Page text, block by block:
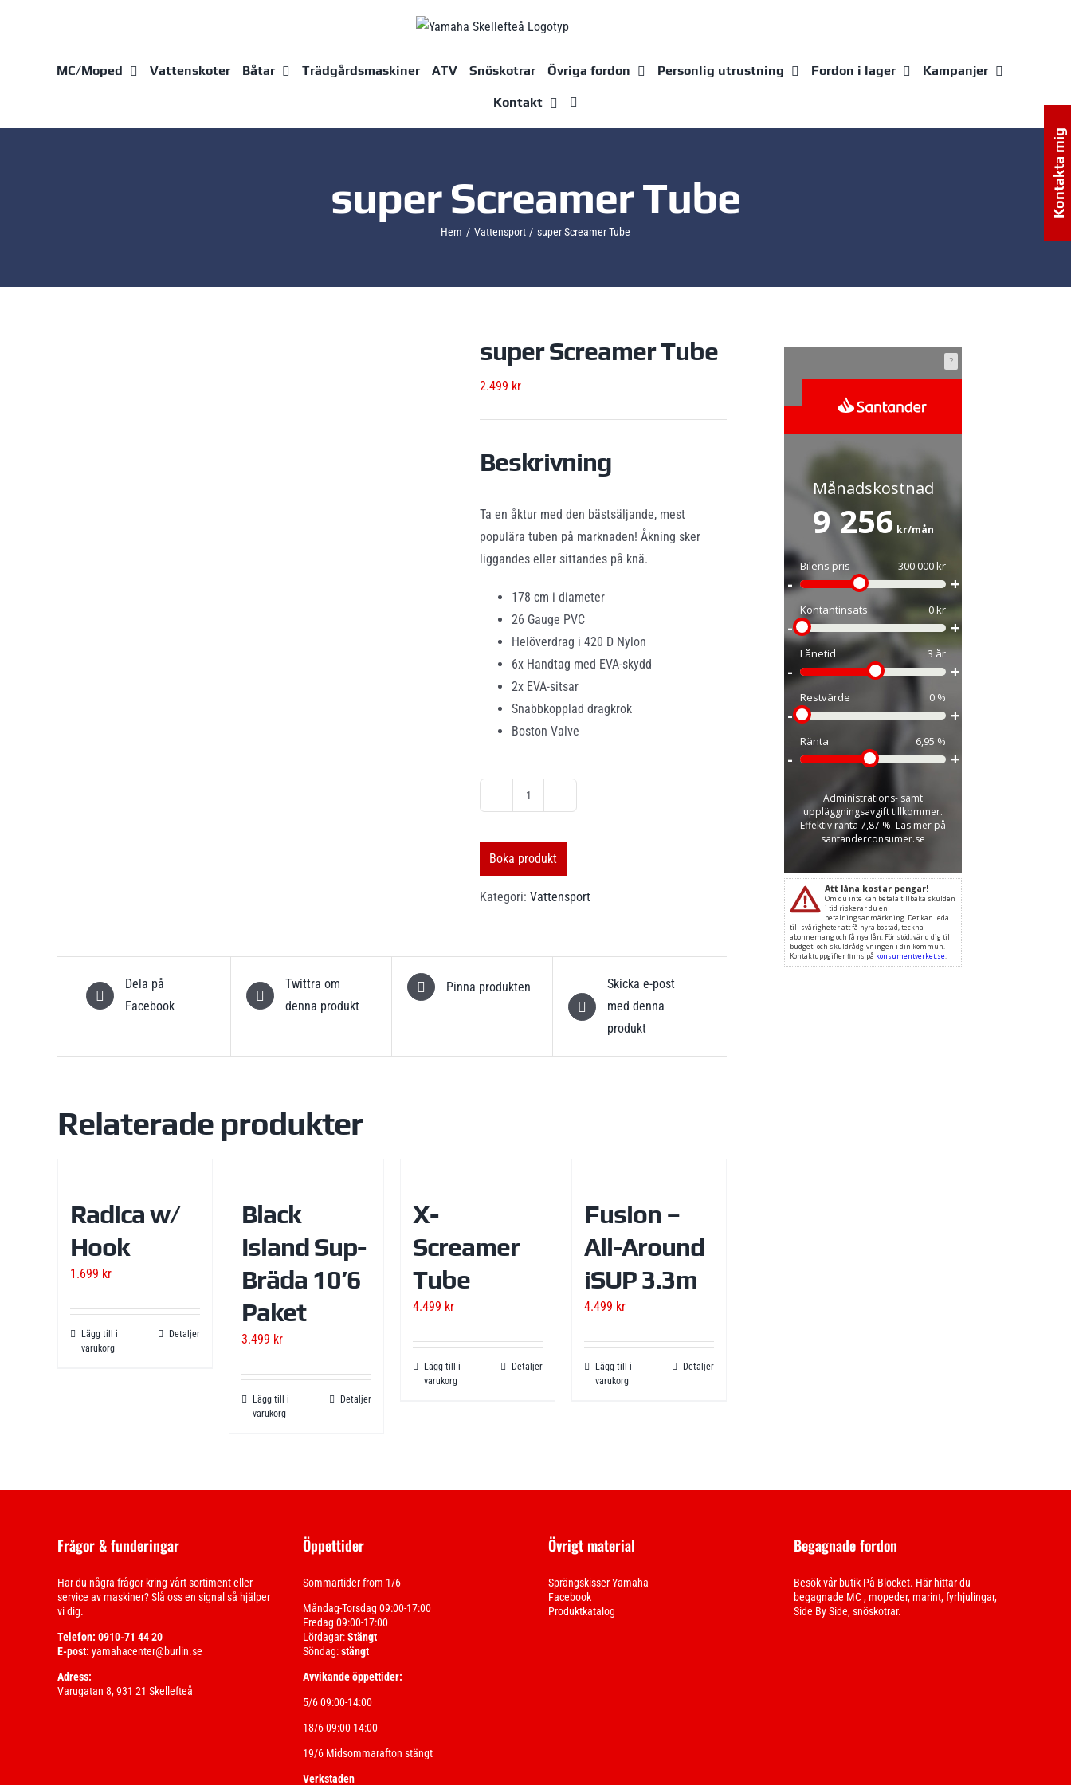
MC/Moped
Vattenskoter Båtar Trädgårdsmaskiner ATV Snöskotrar Övriga fordon Personlig utrustning Fordon i lager Kampanjer
Kontakt
super Screamer Tube
Hem Vattensport super Screamer Tube
super Screamer Tube
2.499 kr
Beskrivning
Ta en åktur med den bästsäljande, mest
populära tuben på marknaden! Åkning sker
liggandes eller sittandes på knä.
178 cm i diameter
26 Gauge PVC
Helöverdrag i 420 D Nylon
6x Handtag med EVA-skydd
2x EVA-sitsar
Snabbkopplad dragkrok
Boston Valve
Boka produkt
Kategori: Vattensport
Dela på
Facebook
Twittra om
denna produkt
Pinna produkten
Skicka e-post
med denna
produkt
Relaterade produkter
Radica w/
Hook
1.699 kr
Lägg till i
varukorg
Detaljer
Black
Island Sup-
Bräda 10’6
Paket
3.499 kr
Lägg till i
varukorg
Detaljer
X-
Screamer
Tube
4.499 kr
Lägg till i
varukorg
Detaljer
Fusion –
All-Around
iSUP 3.3m
4.499 kr
Lägg till i
varukorg
Detaljer
Frågor & funderingar
Har du några frågor kring vårt sortiment eller
service av maskiner? Slå oss en signal så hjälper
vi dig.
Telefon: 0910-71 44 20
E-post: yamahacenter@burlin.se
Adress:
Varugatan 8, 931 21 Skellefteå
Öppettider
Sommartider from 1/6
Måndag-Torsdag 09:00-17:00
Fredag 09:00-17:00
Lördagar:Stängt
Söndag:stängt
Avvikande öppettider:
5/6 09:00-14:00
18/6 09:00-14:00
19/6 Midsommarafton stängt
Verkstaden
Övrigt material
Sprängskisser Yamaha
Facebook
Produktkatalog
Begagnade fordon
Besök vår butik På Blocket. Här hittar du
begagnade MC , mopeder, marint, fyrhjulingar,
Side By Side, snöskotrar.
Kontakta mig